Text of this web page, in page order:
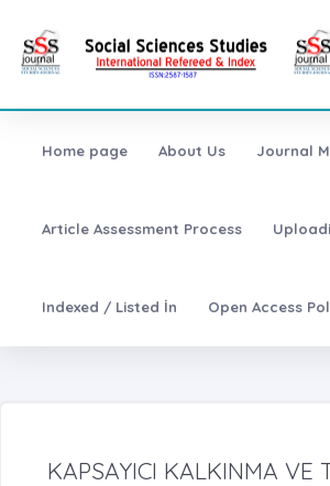
Home page About Us Journal
Article Assessment Process
Indexed / Listed İn Open Access
KAPSAYICI KALKINMA VE